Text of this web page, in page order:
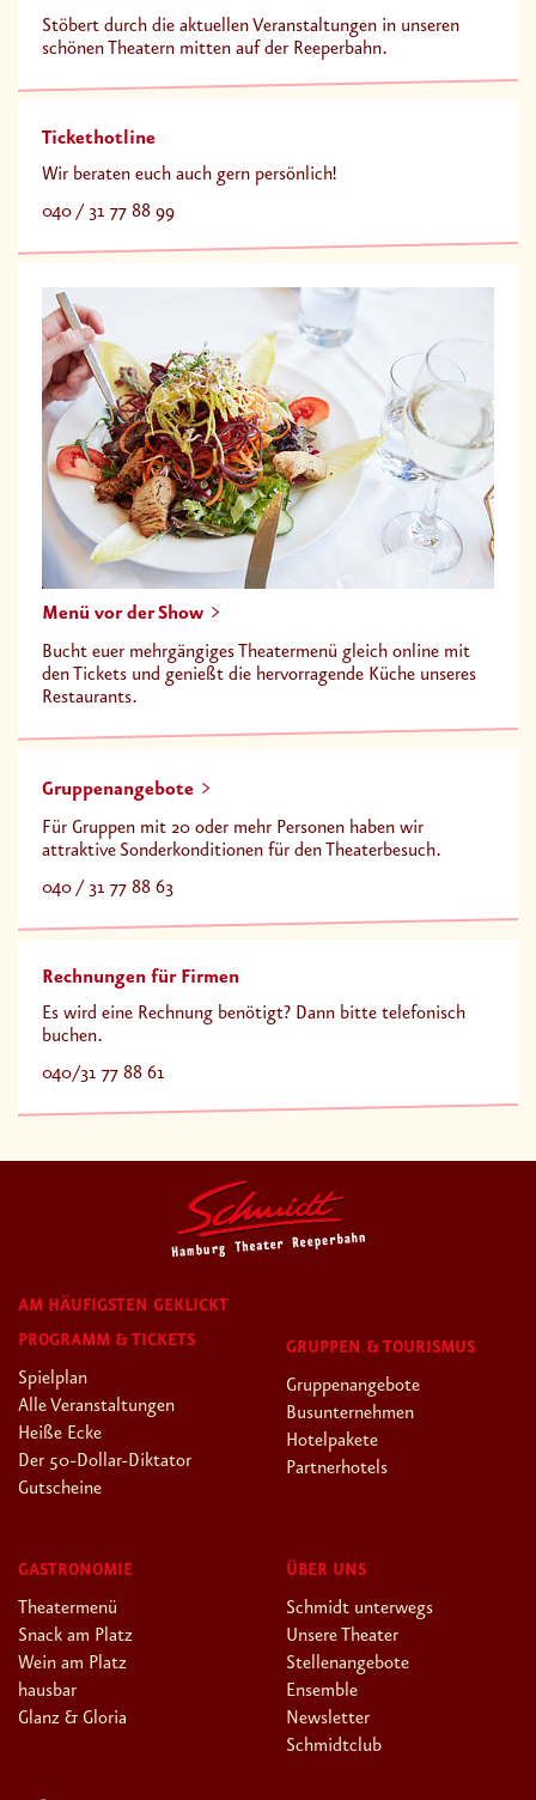
Stöbert durch die aktuellen Veranstaltungen in unseren
schönen Theatern mitten auf der Reeperbahn.
Tickethotline
Wir beraten euch auch gern persönlich!
040 / 31 77 88 99
Menü vor der Show
Bucht euer mehrgängiges Theatermenü gleich online mit
den Tickets und genießt die hervorragende Küche unseres
Restaurants.
Gruppenangebote
Für Gruppen mit 20 oder mehr Personen haben wir
attraktive Sonderkonditionen für den Theaterbesuch.
040 / 31 77 88 63
Rechnungen für Firmen
Es wird eine Rechnung benötigt? Dann bitte telefonisch
buchen.
040/31 77 88 61
AM HÄUFIGSTEN GEKLICKT
PROGRAMM & TICKETS
Spielplan
Alle Veranstaltungen
Heiße Ecke
Der 50-Dollar-Diktator
Gutscheine
GRUPPEN & TOURISMUS
Gruppenangebote
Busunternehmen
Hotelpakete
Partnerhotels
GASTRONOMIE
Theatermenü
Snack am Platz
Wein am Platz
hausbar
Glanz & Gloria
ÜBER UNS
Schmidt unterwegs
Unsere Theater
Stellenangebote
Ensemble
Newsletter
Schmidtclub